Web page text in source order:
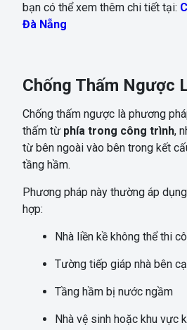
bạn có thể xem thêm chi tiết tại:
Đà Nẵng
Chống Thấm Ngược
Chống thấm ngược là phương
thấm từ phía trong công trình,
từ bên ngoài vào bên trong kết
tầng hầm.
Phương pháp này thường áp
hợp:
Nhà liền kề không thể thi
Tường tiếp giáp nhà bên
Tầng hầm bị nước ngầm
Nhà vệ sinh hoặc khu vực